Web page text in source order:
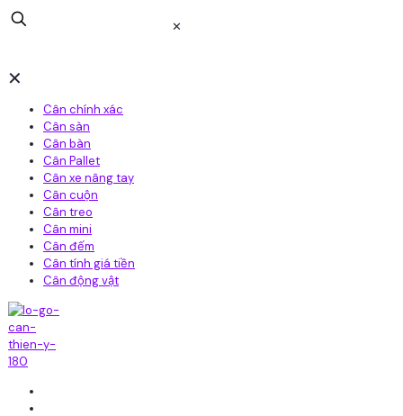
✕
✕
Cân chính xác
Cân sàn
Cân bàn
Cân Pallet
Cân xe nâng tay
Cân cuộn
Cân treo
Cân mini
Cân đếm
Cân tính giá tiền
Cân động vật